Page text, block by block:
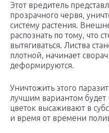
Этот вредитель
прозрачного червя,
систему растения.
распознать по тому, что
вытягиваться. Листва
плотной, начинает
деформируются.
Уничтожить этого
лучшим вариантом будет
цветок высаживают в
и время от времени